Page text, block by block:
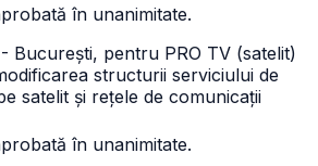
în unanimitate.
București, pentru PRO TV (satelit)
structurii serviciului de
satelit și rețele de comunicații
în unanimitate.